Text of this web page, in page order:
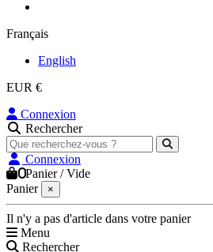
Français
English
EUR €
Connexion
Rechercher
Connexion
0Panier /Vide
Panier
×
Il n'y a pas d'article dans votre panier
Menu
Rechercher